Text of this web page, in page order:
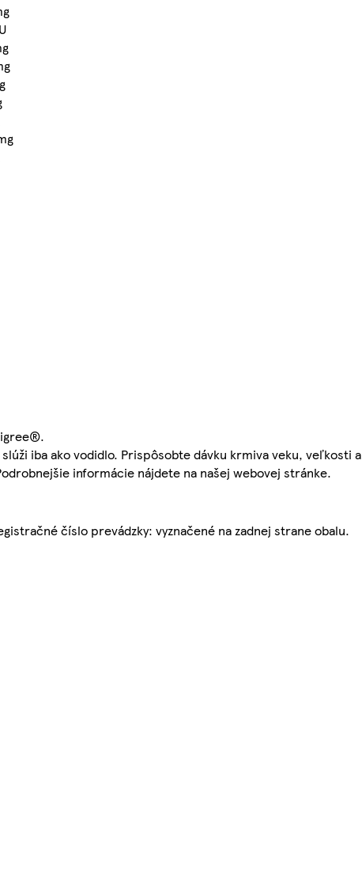
iba ako vodidlo. Prispôsobte dávku krmiva veku, veľkosti a
informácie nájdete na našej webovej stránke.
číslo prevádzky: vyznačené na zadnej strane obalu.